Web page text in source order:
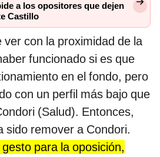
a los opositores que dejen
Castillo
ver con la proximidad de la
funcionado si es que
en el fondo, pero
con un perfil más bajo que
(Salud). Entonces,
sido remover a Condori.
para la oposición,